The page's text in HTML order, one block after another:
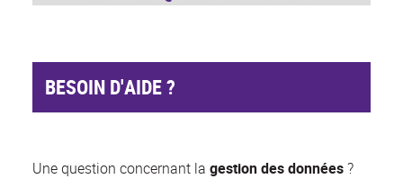
BESOIN D'AIDE ?
Une question concernant la gestion des données?